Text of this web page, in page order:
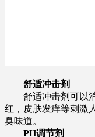
舒适冲击剂
舒适冲击剂可以消
红，皮肤发痒等刺激
臭味道。
PH调节剂